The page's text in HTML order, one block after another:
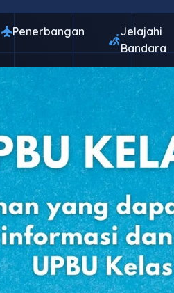
Penerbangan
Jelajahi
Bandara